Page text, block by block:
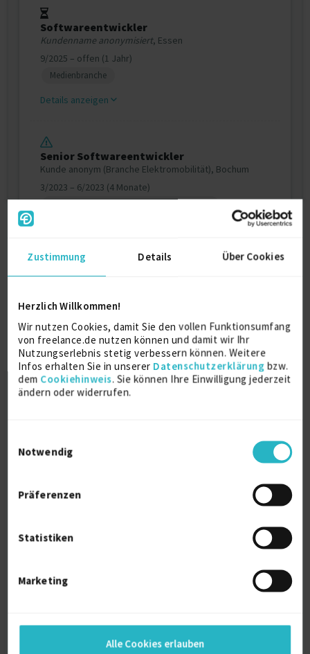
Zustimmung Details Über Cookies
Herzlich Willkommen!
Wir nutzen Cookies, damit Sie den vollen Funktionsumfang
von freelance.de nutzen können und damit wir Ihr
Nutzungserlebnis stetig verbessern können. Weitere
Infos erhalten Sie in unserer Datenschutzerklärung bzw.
dem Cookiehinweis. Sie können Ihre Einwilligung jederzeit
ändern oder widerrufen.
Notwendig
Präferenzen
Statistiken
Marketing
Alle Cookies erlauben
Softwareentwickler
Kundenname anonymisiert, Essen
9/2025 – offen (1 Jahr)
Medienbranche
Details anzeigen
Senior Softwareentwickler
Kunde anonym (Branche Elektromobilität), Bochum
3/2023 – 6/2023 (4 Monate)
Versorgungswirtschaft
Details anzeigen
Weitere Projekt‐ & Berufserfahrung anzeigen
Über mich
umfangreiche Erfahrung in der Entwicklung von
Anwendungen mit verschiedenen Technologien wie
weitere. Ich habe Erfahrung in der Entwicklung von
Frontend und Backend und in verschiedenen
Energie, und Industrie 4.0.